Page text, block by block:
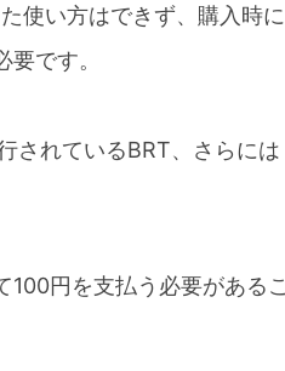
使い方はできず、購入時に
です。
されているBRT、さらには
円を支払う必要があるこ